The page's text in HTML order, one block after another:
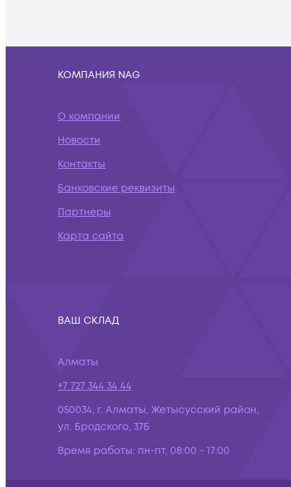
КОМПАНИЯ NAG
О компании
Новости
Контакты
Банковские реквизиты
Партнеры
Карта сайта
ВАШ СКЛАД
Алматы
+7 727 344 34 44
050034, г. Алматы, Жетысусский район,
ул. Бродского, 37Б
Время работы: пн-пт, 08:00 - 17:00